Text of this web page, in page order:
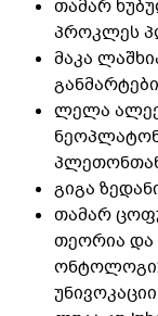
თამარ
პროკლეს
მაკა
ლელა
გიგა
თამარ
თეორია და